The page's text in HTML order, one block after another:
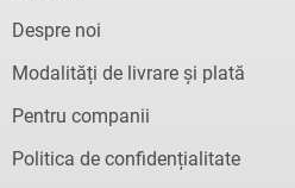
Despre noi
Modalități de livrare și plată
Pentru companii
Politica de confidențialitate